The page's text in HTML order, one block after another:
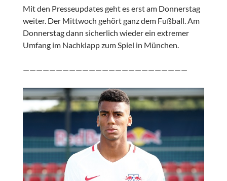
Mit den Presseupdates geht es erst am Donnerstag
weiter. Der Mittwoch gehört ganz dem Fußball. Am
Donnerstag dann sicherlich wieder ein extremer
Umfang im Nachklapp zum Spiel in München.
—————————————————————————